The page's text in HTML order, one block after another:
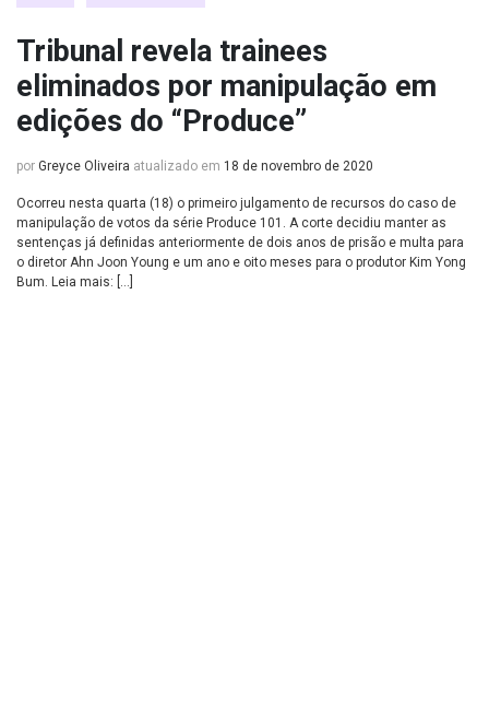
Tribunal revela trainees
eliminados por manipulação em
edições do “Produce”
por Greyce Oliveira atualizado em 18 de novembro de 2020
Ocorreu nesta quarta (18) o primeiro julgamento de recursos do caso de
manipulação de votos da série Produce 101. A corte decidiu manter as
sentenças já definidas anteriormente de dois anos de prisão e multa para
o diretor Ahn Joon Young e um ano e oito meses para o produtor Kim Yong
Bum. Leia mais: […]